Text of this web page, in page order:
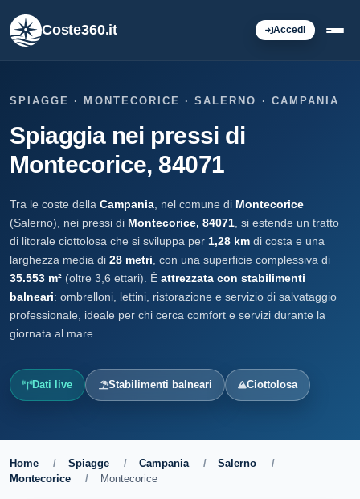
Coste360.it Accedi
SPIAGGE · MONTECORICE · SALERNO · CAMPANIA
Spiaggia nei pressi di
Montecorice, 84071
Tra le coste della Campania , nel comune di Montecorice
(Salerno), nei pressi di Montecorice, 84071 , si estende un tratto
di litorale ciottolosa che si sviluppa per 1,28 km di costa e una
larghezza media di 28 metri , con una superficie complessiva di
35.553 m² (oltre 3,6 ettari). È attrezzata con stabilimenti
balneari: ombrelloni, lettini, ristorazione e servizio di salvataggio
professionale, ideale per chi cerca comfort e servizi durante la
giornata al mare.
Dati live Stabilimenti balneari Ciottolosa
Home / Spiagge / Campania / Salerno
/
Montecorice
/ Montecorice